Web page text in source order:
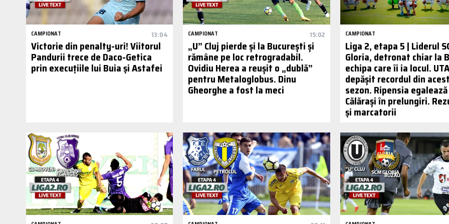
CAMPIONAT 13:04
Victorie din penalty-uri! Viitorul
Pandurii trece de Daco-Getica
prin execuțiile lui Buia și Astafei
CAMPIONAT 15:02
„U” Cluj pierde și la București și
rămâne pe loc retrogradabil.
Ovidiu Herea a reușit o „dublă”
pentru Metaloglobus. Dinu
Gheorghe a fost la meci
CAMPIONAT
Liga 2, etapa 5 | Liderul
Gloria, detronat chiar la
echipa care îi ia locul.
depășit recordul din
sezon. Ripensia
Călărași în prelungiri.
și marcatorii